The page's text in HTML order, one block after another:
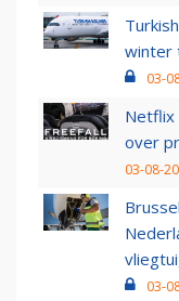
winter
03-
Netflix
over
03-08-
03-